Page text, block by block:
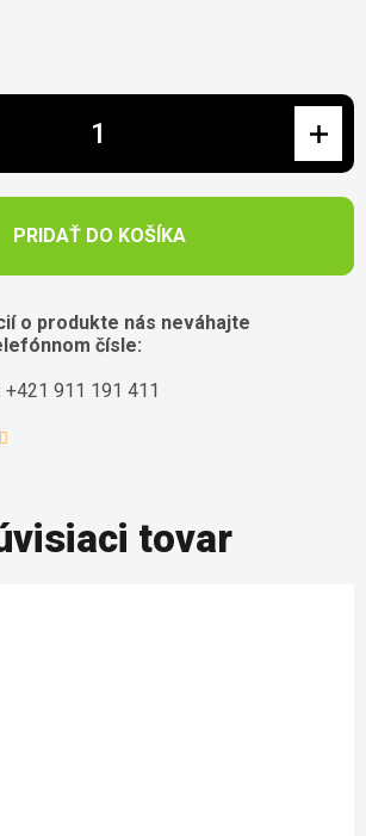
PRIDAŤ DO KOŠÍKA
o produkte nás neváhajte
čísle:
911 191 411
tovar